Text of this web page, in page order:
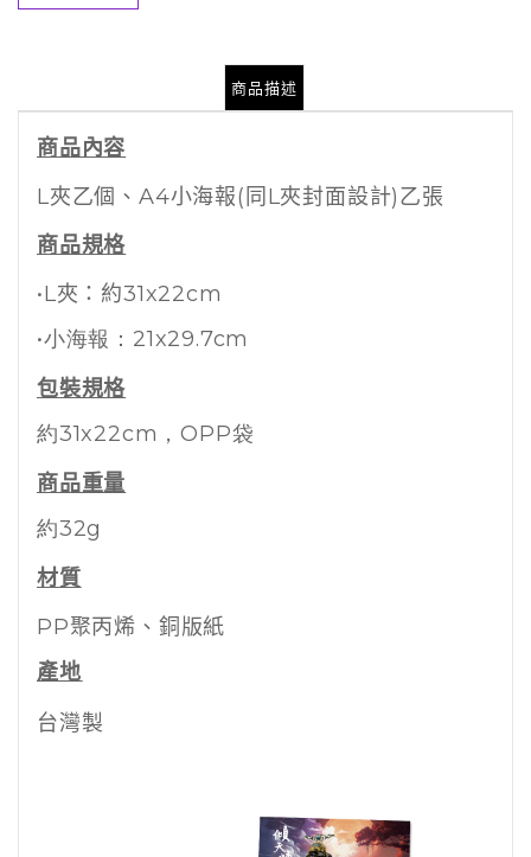
商品描述
商品內容
L夾乙個、A4小海報(同L夾封面設計)乙張
商品規格
•L夾：約31x22cm
•小海報：21x29.7cm
包裝規格
約31x22cm ，OPP袋
商品重量
約32g
材質
PP聚丙烯、銅版紙
產地
台灣製